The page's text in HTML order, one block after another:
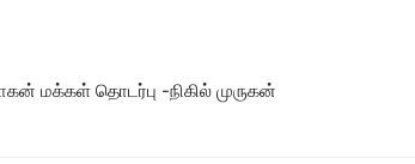
மக்கள் தொடர்பு -நிகில் முருகன்